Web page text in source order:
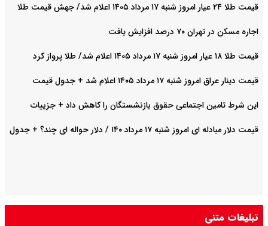
قیمت طلا ۲۴ عیار امروز شنبه ۱۷ مرداد ۱۴۰۵ اعلام شد/ جهش قیمت طلا
اجاره مسکن در تهران ۷۰ درصد افزایش یافت
قیمت طلا ۱۸ عیار امروز شنبه ۱۷ مرداد ۱۴۰۵ اعلام شد/ طلا پرواز کرد
قیمت دینار عراق امروز شنبه ۱۷ مرداد ۱۴۰۵ اعلام شد + جدول قیمت
این شرط تامین اجتماعی حقوق بازنشستگان را کاهش داد + جزییات
قیمت دلار مبادله ای امروز شنبه ۱۷ مرداد ۱۴۰ / دلار حواله ای چند؟ + جدول
تبلیغات متنی